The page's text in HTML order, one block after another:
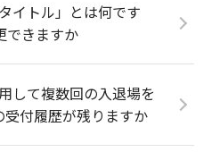
イトル」とは何です
できますか
して複数回の入退場を
付履歴が残りますか